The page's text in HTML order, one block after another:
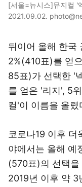
[서울=뉴시스]뮤지컬 '
2021.09.02.
뒤이어 올해 한국
2%(410표)를 얻
85표)가 선택한 '
를 얻은 '리지', 5
컬'이 이름을 올렸
코로나19 이후 더
야에서는 올해 예
(570표)의 선택을
2019년 이후 약 3